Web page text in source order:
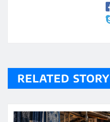
RELATED STORY